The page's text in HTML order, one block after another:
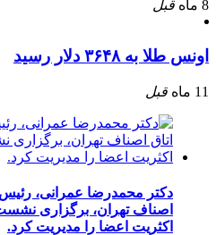
8 ماه قبل
اونس طلا به ۳۶۴۸ دلار رسید
11 ماه قبل
دکتر محمدرضا عمرانی،
اصناف تهران، برگزاری
اکثریت اعضا را مدیریت کرد.